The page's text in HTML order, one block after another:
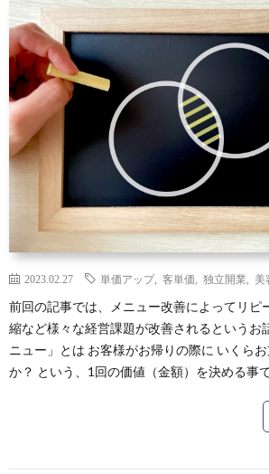
2023.02.27 単価アップ, 客単価 独立開業 美
前回の記事では、メニュー改善によってリピ
縮など様々な経営課題が改善されるというお
ニュー」とは お客様がお帰りの際に いくら
か？ という、1回の価値（金額）を決める事